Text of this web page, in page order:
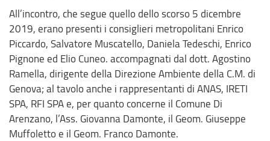
All’incontro, che segue quello dello scorso 5 dicembre
2019, erano presenti i consiglieri metropolitani Enrico
Piccardo, Salvatore Muscatello, Daniela Tedeschi, Enrico
Pignone ed Elio Cuneo. accompagnati dal dott. Agostino
Ramella, dirigente della Direzione Ambiente della C.M. di
Genova; al tavolo anche i rappresentanti di ANAS, IRETI
SPA, RFI SPA e, per quanto concerne il Comune Di
Arenzano, l’Ass. Giovanna Damonte, il Geom. Giuseppe
Muffoletto e il Geom. Franco Damonte.